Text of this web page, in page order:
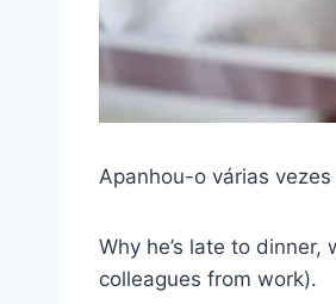
Apanhou-o várias
Why he’s late to
colleagues from work).